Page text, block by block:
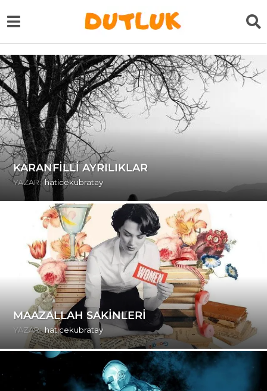
KARANFİLLİ AYRILIKLAR
YAZAR: haticekubratay
MAAZALLAH SAKİNLERİ
YAZAR: haticekubratay